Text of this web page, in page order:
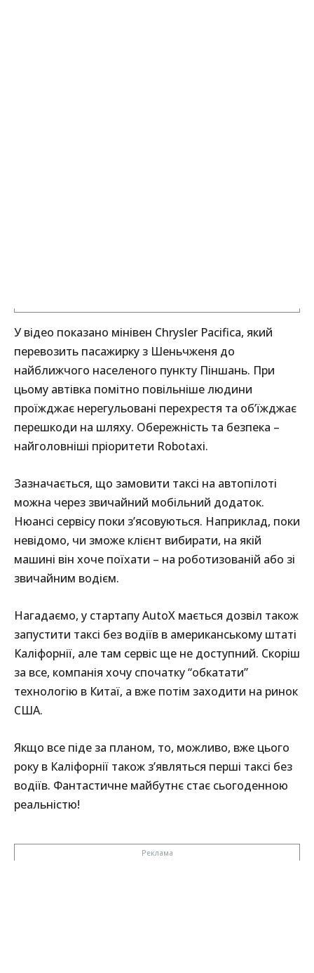
У відео показано мінівен Chrysler Pacifica, який
перевозить пасажирку з Шеньчженя до
найближчого населеного пункту Піншань. При
цьому автівка помітно повільніше людини
проїжджає нерегульовані перехрестя та об’їжджає
перешкоди на шляху. Обережність та безпека –
найголовніші пріоритети Robotaxi.
Зазначається, що замовити таксі на автопілоті
можна через звичайний мобільний додаток.
Нюансі сервісу поки з’ясовуються. Наприклад, поки
невідомо, чи зможе клієнт вибирати, на якій
машині він хоче поїхати – на роботизованій або зі
звичайним водієм.
Нагадаємо, у стартапу AutoX мається дозвіл також
запустити таксі без водіїв в американському штаті
Каліфорнії, але там сервіс ще не доступний. Скоріш
за все, компанія хочу спочатку “обкатати”
технологію в Китаї, а вже потім заходити на ринок
США.
Якщо все піде за планом, то, можливо, вже цього
року в Каліфорнії також з’являться перші таксі без
водіїв. Фантастичне майбутнє стає сьогоденною
реальністю!